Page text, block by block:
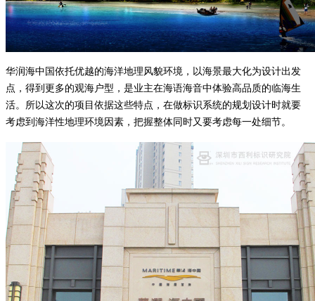
华润海中国依托优越的海洋地理风貌环境，以海景最大化为设计出发
点，得到更多的观海户型，是业主在海语海音中体验高品质的临海生
活。所以这次的项目依据这些特点，在做标识系统的规划设计时就要
考虑到海洋性地理环境因素，把握整体同时又要考虑每一处细节。